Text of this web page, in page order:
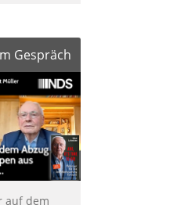
Gespräch
auf dem